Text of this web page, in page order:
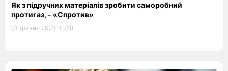
Як з підручних матеріалів зробити саморобний
протигаз, - «Спротив»
21 травня 2022, 18:48